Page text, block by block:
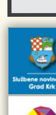
Sport i
Kulturno-
Dar iz Krka